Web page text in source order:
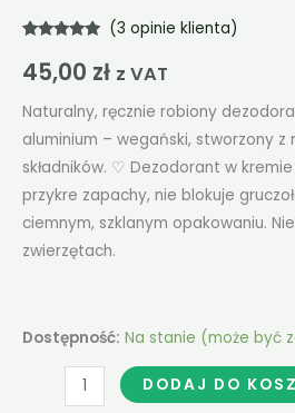
5.00 na 5 na
podstawie
klientów
(3 opinie klienta)
45,00 zł z VAT
Naturalny, ręcznie robiony
aluminium – wegański, stworzony z
składników. ♡ Dezodorant w kremie
przykre zapachy, nie blokuje
ciemnym, szklanym opakowaniu.
zwierzętach.
Dostępność: Na stanie (może być
DODAJ DO